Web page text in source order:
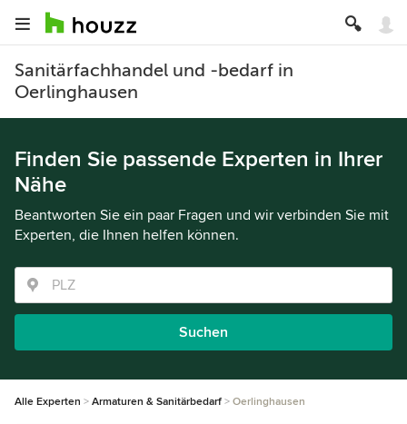
Sanitärfachhandel und -bedarf in
Oerlinghausen
Finden Sie passende Experten in Ihrer
Nähe
Beantworten Sie ein paar Fragen und wir verbinden Sie mit
Experten, die Ihnen helfen können.
Suchen
Alle Experten Armaturen & Sanitärbedarf Oerlinghausen